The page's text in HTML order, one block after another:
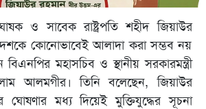
ও সাবেক রাষ্ট্রপতি শহীদ জিয়াউর
কোনোভাবেই আলাদা করা সম্ভব নয়
মহাসচিব ও স্থানীয় সরকারমন্ত্রী
আলমগীর। তিনি বলেছেন, জিয়াউর
ঘোষণার মধ্য দিয়েই মুক্তিযুদ্ধের সূচনা